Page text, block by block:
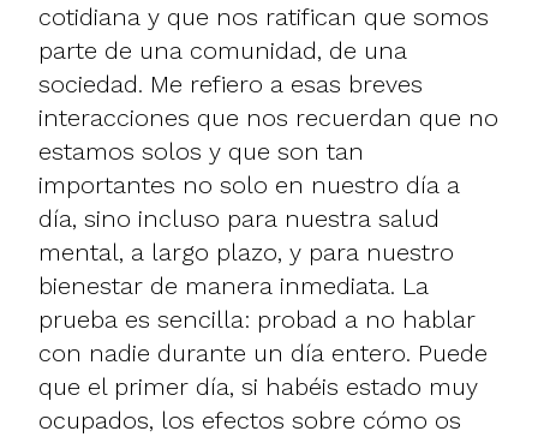
cotidiana y que nos ratifican que somos
parte de una comunidad, de una
sociedad. Me refiero a esas breves
interacciones que nos recuerdan que no
estamos solos y que son tan
importantes no solo en nuestro día a
día, sino incluso para nuestra salud
mental, a largo plazo, y para nuestro
bienestar de manera inmediata. La
prueba es sencilla: probad a no hablar
con nadie durante un día entero. Puede
que el primer día, si habéis estado muy
ocupados, los efectos sobre cómo os